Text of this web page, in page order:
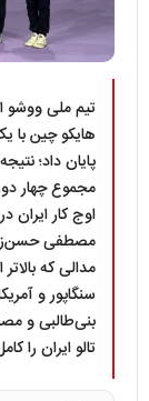
هایکو چین با
پایان داد؛
مجموع چهار
اوج کار ایران
مصطفی
مدالی که
سنگاپور و
بنی‌طالبی و
تالو ایران را